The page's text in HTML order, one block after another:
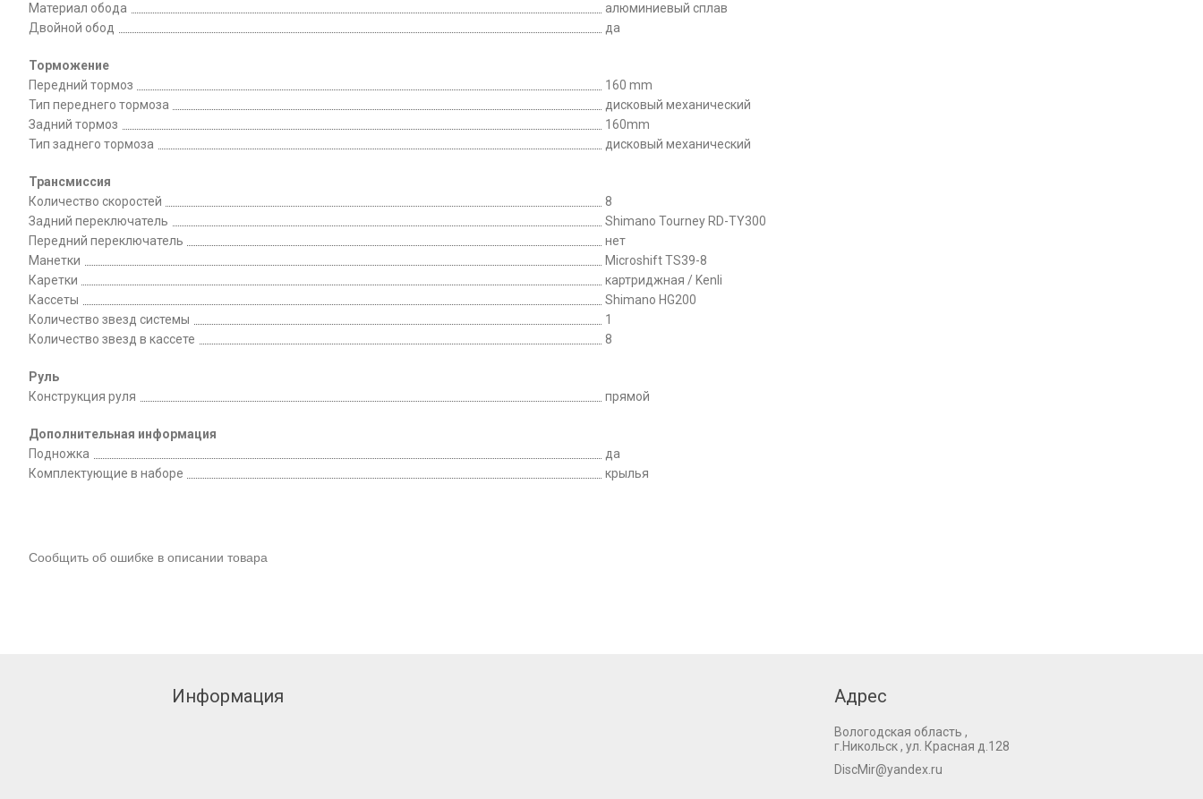
Материал обода
алюминиевый сплав
Двойной обод
да
Торможение
Передний тормоз
160 mm
Тип переднего тормоза
дисковый механический
Задний тормоз
160mm
Тип заднего тормоза
дисковый механический
Трансмиссия
Количество скоростей
8
Задний переключатель
Shimano Tourney RD-TY300
Передний переключатель
нет
Манетки
Microshift TS39-8
Каретки
картриджная / Kenli
Кассеты
Shimano HG200
Количество звезд системы
1
Количество звезд в кассете
8
Руль
Конструкция руля
прямой
Дополнительная информация
Подножка
да
Комплектующие в наборе
крылья
Сообщить об ошибке в описании товара
Информация Адрес
Вологодская область ,
г.Никольск , ул. Красная д.128
DiscMir@yandex.ru